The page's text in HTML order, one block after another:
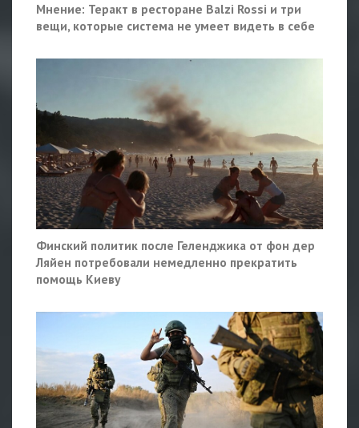
Мнение: Теракт в ресторане Balzi Rossi и три
вещи, которые система не умеет видеть в себе
Финский политик после Геленджика от фон дер
Ляйен потребовали немедленно прекратить
помощь Киеву